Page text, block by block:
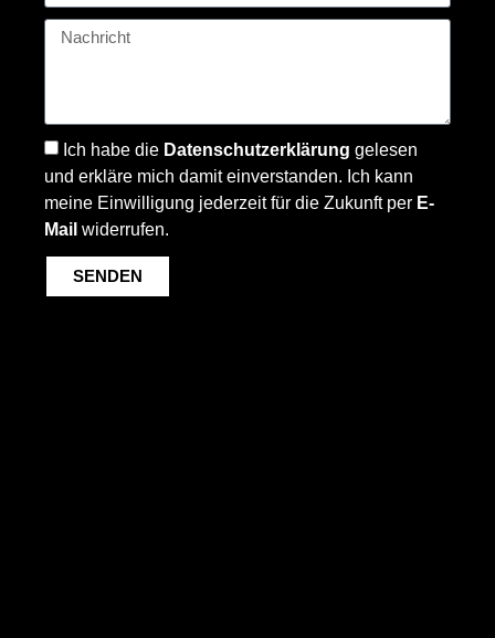
Ich habe die Datenschutzerklärung gelesen
und erkläre mich damit einverstanden. Ich kann
meine Einwilligung jederzeit für die Zukunft per E-
Mail widerrufen.
SENDEN